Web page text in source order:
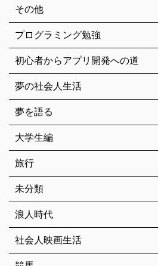
その他
プログラミング勉強
初心者からアプリ開発への道
夢の社会人生活
夢を語る
大学生編
旅行
未分類
浪人時代
社会人映画生活